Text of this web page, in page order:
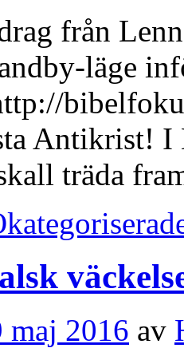
från
läge
Antikrist! I
träda
maj 2016 av